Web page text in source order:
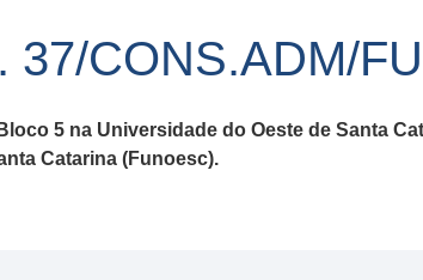
37/CONS.ADM/
5 na Universidade do Oeste de Santa
Catarina (Funoesc).